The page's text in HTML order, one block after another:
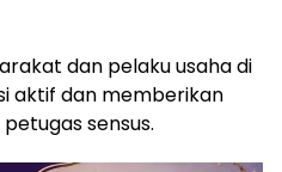
dan pelaku usaha di
aktif dan memberikan
sensus.